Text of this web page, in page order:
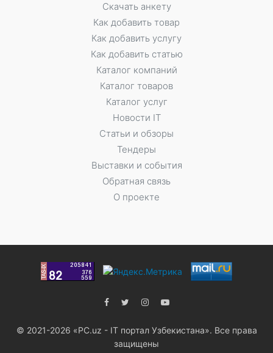
Скачать анкету
Как добавить товар
Как добавить услугу
Как добавить статью
Каталог компаний
Каталог товаров
Каталог услуг
Новости IT
Статьи и обзоры
Тендеры
Выставки и события
Обратная связь
О проекте
© 2021-2026 «PC.uz - IT портал Узбекистана». Все права
защищены